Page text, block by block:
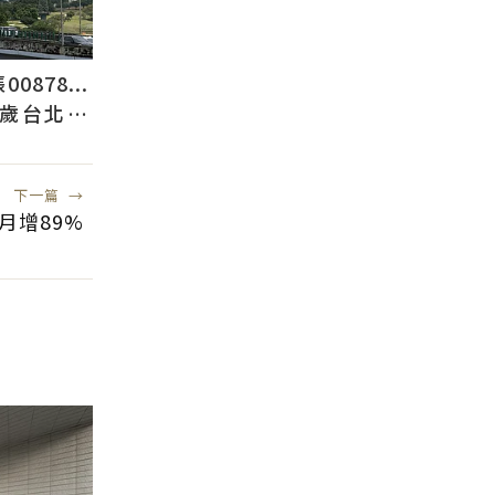
00878...
台北人
下一篇 →
增89%